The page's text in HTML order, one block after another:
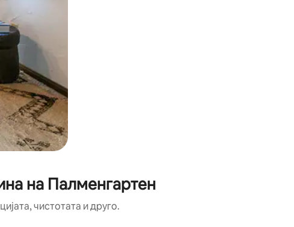
на Палменгартен
чистотата и друго.